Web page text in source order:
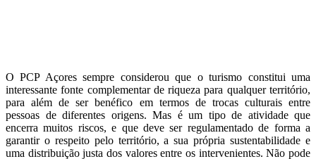
O PCP Açores sempre considerou que o turismo constitui uma
interessante fonte complementar de riqueza para qualquer território,
para além de ser benéfico em termos de trocas culturais entre
pessoas de diferentes origens. Mas é um tipo de atividade que
encerra muitos riscos, e que deve ser regulamentado de forma a
garantir o respeito pelo território, a sua própria sustentabilidade e
uma distribuição justa dos valores entre os intervenientes. Não pode